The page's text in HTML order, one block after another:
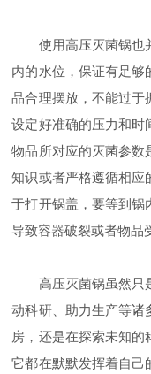
使用高压灭菌锅也并
内的水位，保证有足够
品合理摆放，不能过于
设定好准确的压力和时
物品所对应的灭菌参数
知识或者严格遵循相应
于打开锅盖，要等到锅
导致容器破裂或者物品
高压灭菌锅虽然只是
动科研、助力生产等诸
房，还是在探索未知的
它都在默默发挥着自己